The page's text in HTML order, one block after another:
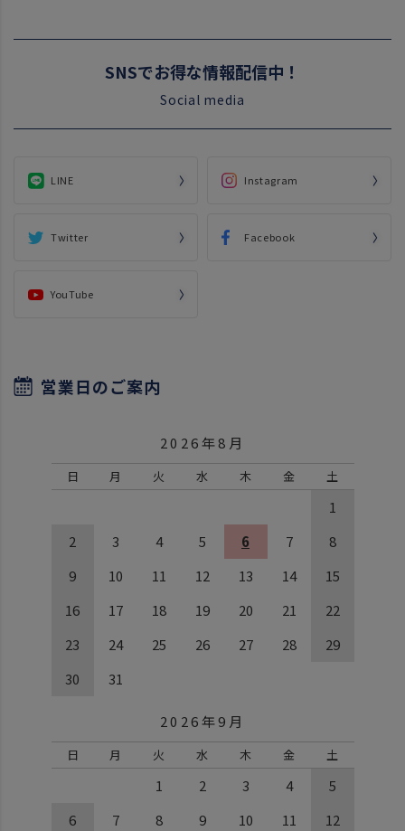
SNSでお得な情報配信中！
Social media
LINE Instagram
Twitter Facebook
YouTube
営業日のご案内
2026年8月
日 月 火 水 木 金 土
1
2
3 4 5 6 7
8
9
10 11 12 13 14
15
16
17 18 19 20 21
22
23
24 25 26 27 28
29
30
31
2026年9月
日 月 火 水 木 金 土
1 2 3 4
5
6
7 8 9 10 11 12